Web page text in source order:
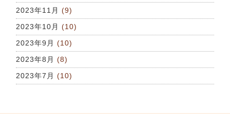
2023年11月 (9)
2023年10月 (10)
2023年9月 (10)
2023年8月 (8)
2023年7月 (10)